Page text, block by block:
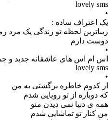
lovely sms
•
یک اعتراف ساده :
زیباترین لحظه تو زندگی یک
دوست دارم
•
اس ام اس های عاشقانه جدید و
lovely sms
•
از کدوم خاطره برگشتی به من
که دوباره از تو رویایی شدم
همه ی دنیا نمی دیدن منو
من کنار تو تماشایی شدم